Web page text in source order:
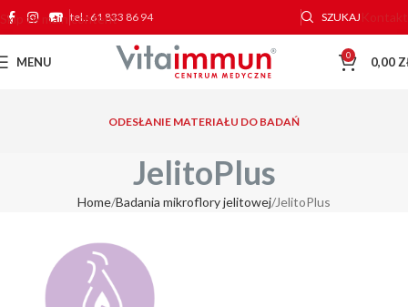
Skip to main content
tel.: 61 833 86 94 SZUKAJ Kontakt
MENU 0 0,00
ODESŁANIE MATERIAŁU DO BADAŃ
JelitoPlus
Home Badania mikroflory jelitowej JelitoPlus